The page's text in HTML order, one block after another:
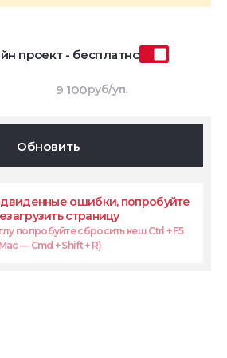
проект - бесплатно
9 100руб/уп.
Обновить
ошибки, попробуйте
страницу
попробуйте сбросить кеш Ctrl + F5
— Cmd + Shift + R)